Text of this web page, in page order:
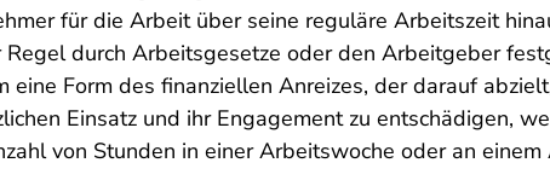
für die Arbeit über seine reguläre Arbeitszeit
durch Arbeitsgesetze oder den Arbeitgeber
eine Form des finanziellen Anreizes, der darauf
Einsatz und ihr Engagement zu entschädigen,
von Stunden in einer Arbeitswoche oder an